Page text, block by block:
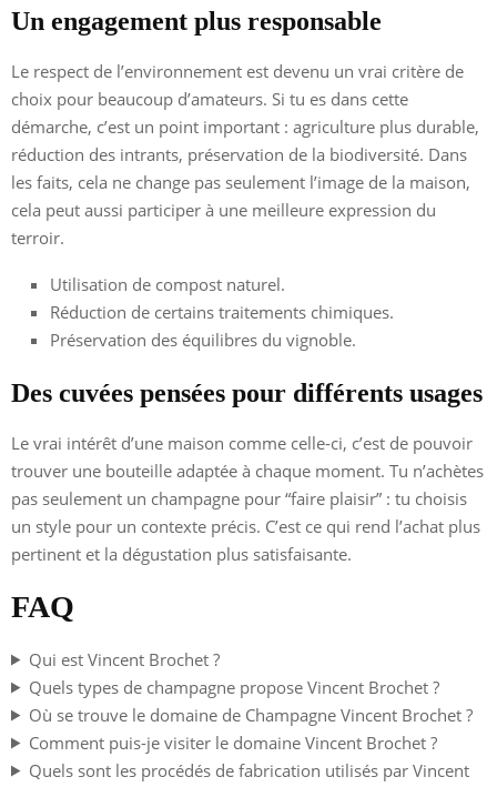
Un engagement plus responsable
Le respect de l’environnement est devenu un vrai critère de
choix pour beaucoup d’amateurs. Si tu es dans cette
démarche, c’est un point important : agriculture plus durable,
réduction des intrants, préservation de la biodiversité. Dans
les faits, cela ne change pas seulement l’image de la maison,
cela peut aussi participer à une meilleure expression du
terroir.
Utilisation de compost naturel.
Réduction de certains traitements chimiques.
Préservation des équilibres du vignoble.
Des cuvées pensées pour différents usages
Le vrai intérêt d’une maison comme celle-ci, c’est de pouvoir
trouver une bouteille adaptée à chaque moment. Tu n’achètes
pas seulement un champagne pour “faire plaisir” : tu choisis
un style pour un contexte précis. C’est ce qui rend l’achat plus
pertinent et la dégustation plus satisfaisante.
FAQ
Qui est Vincent Brochet ?
Quels types de champagne propose Vincent Brochet ?
Où se trouve le domaine de Champagne Vincent Brochet ?
Comment puis-je visiter le domaine Vincent Brochet ?
Quels sont les procédés de fabrication utilisés par Vincent